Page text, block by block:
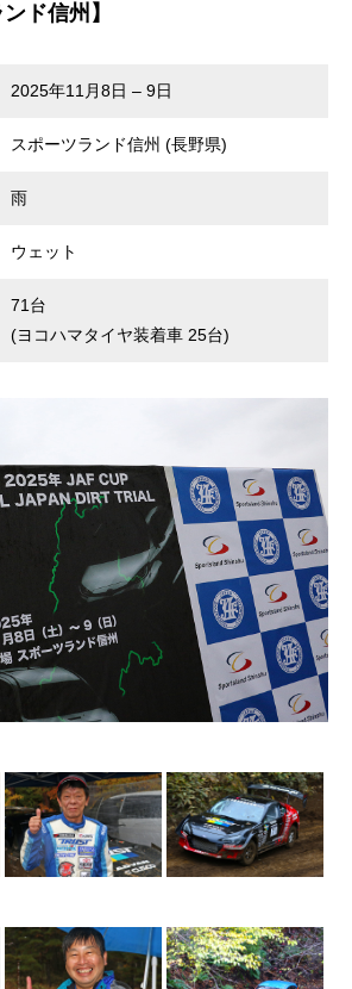
ド信州】
2025年11月8日 – 9日
スポーツランド信州 (長野県)
雨
ウェット
71台
(ヨコハマタイヤ装着車 25台)